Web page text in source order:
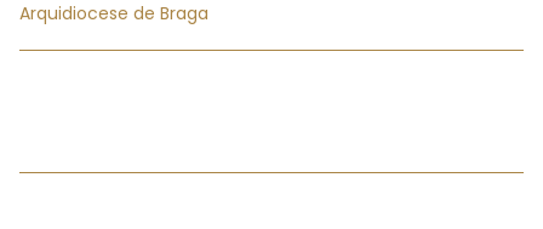
Arquidiocese de Braga